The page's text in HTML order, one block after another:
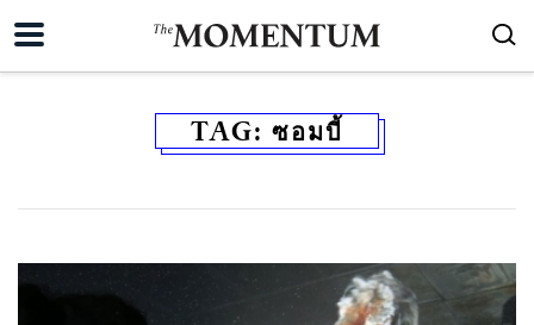
TAG: ซอมบี้